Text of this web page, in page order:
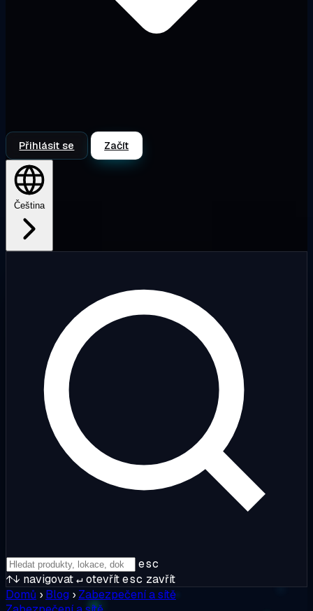
Přihlásit se Začít
Čeština
esc
↑↓ navigovat↵otevřítesc zavřít
Domů › Blog › Zabezpečení a sítě